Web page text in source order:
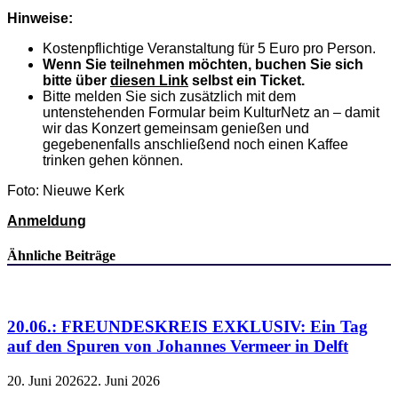
Hinweise:
Kostenpflichtige Veranstaltung für 5 Euro pro Person.
Wenn Sie teilnehmen möchten, buchen Sie sich
bitte über diesen Link selbst ein Ticket.
Bitte melden Sie sich zusätzlich mit dem
untenstehenden Formular beim KulturNetz an – damit
wir das Konzert gemeinsam genießen und
gegebenenfalls anschließend noch einen Kaffee
trinken gehen können.
Foto: Nieuwe Kerk
Anmeldung
Ähnliche Beiträge
20.06.: FREUNDESKREIS EXKLUSIV: Ein Tag
auf den Spuren von Johannes Vermeer in Delft
20. Juni 202622. Juni 2026